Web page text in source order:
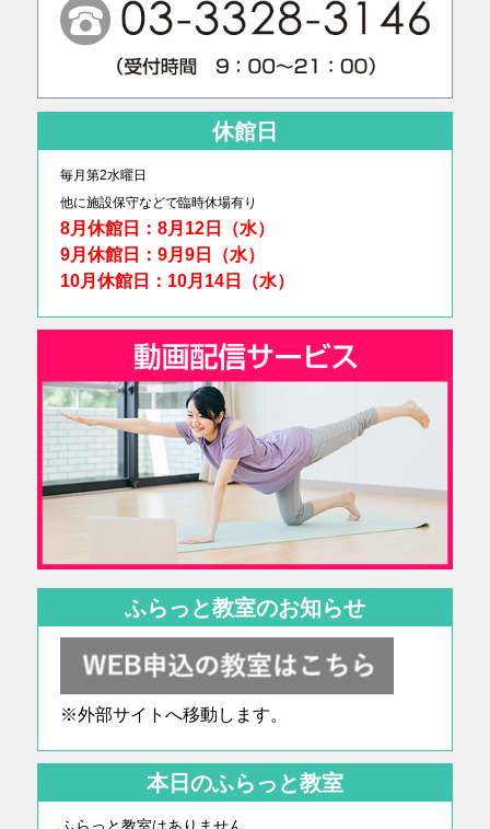
休館日
毎月第2水曜日
他に施設保守などで臨時休場有り
8月休館日：8月12日（水）
9月休館日：9月9日（水）
10月休館日：10月14日（水）
ふらっと教室のお知らせ
※外部サイトへ移動します。
本日のふらっと教室